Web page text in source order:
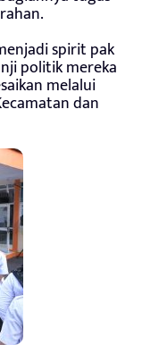
spirit pak
politik mereka
melalui
dan